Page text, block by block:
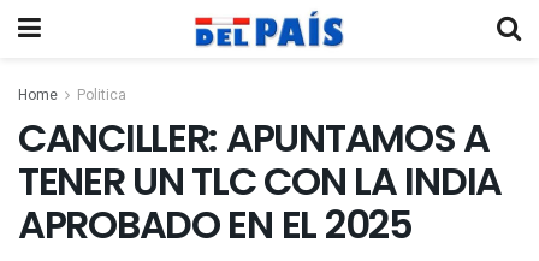
Home Politica
CANCILLER: APUNTAMOS A
TENER UN TLC CON LA INDIA
APROBADO EN EL 2025